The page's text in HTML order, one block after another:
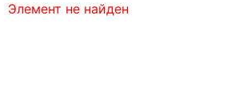
Элемент не найден